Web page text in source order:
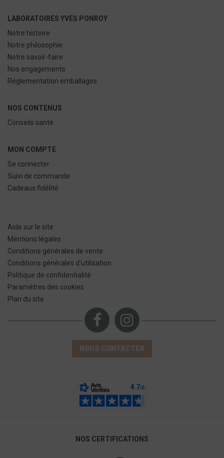
LABORATOIRES YVES PONROY
Notre histoire
Notre philosophie
Notre savoir-faire
Nos engagements
Réglementation emballages
NOS CONTENUS
Conseils santé
MON COMPTE
Se connecter
Suivi de commande
Cadeaux fidélité
Aide sur le site
Mentions légales
Conditions générales de vente
Conditions générales d’utilisation
Politique de confidentialité
Paramètres des cookies
Plan du site
NOUS CONTACTER
NOS CERTIFICATIONS